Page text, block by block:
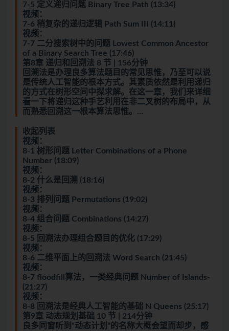
7-5 定义递归问题 Binary Tree Path (13:34)
视频：
7-6 稍复杂的递归逻辑 Path Sum III (14:11)
视频：
7-7 二分搜索树中的问题 Lowest Common Ancestor
of a Binary Search Tree (17:46)
第8章 递归和回溯法 8 节 | 156分钟
回溯法是办理良多算法题目的常见思惟，乃至可以说
是传统人工智能的根本方式。其素质依然是利用递归
的方式在树形空间中探求解。在这一章，我们来详细
看一下将递归这种手艺利用在非二叉树的布局中，从
而熟悉回溯这一根本算法思惟。…
收起列表
视频：
8-1 树形问题 Letter Combinations of a Phone
Number (18:09)
视频：
8-2 什么是回溯 (18:16)
视频：
8-3 排列问题 Permutations (19:02)
视频：
8-4 组合问题 Combinations (14:27)
视频：
8-5 回溯法办理组合题目的优化 (17:29)
视频：
8-6 二维平面上的回溯法 Word Search (21:45)
视频：
8-7 floodfill算法，一类经典问题 Number of Islands-
(21:27)
视频：
8-8 回溯法是经典人工智能的基础 N Queens (25:17)
第9章 动态规划基础 10 节 | 214分钟
良多同窗听到“动态计划”的名称大概会望而却步，感